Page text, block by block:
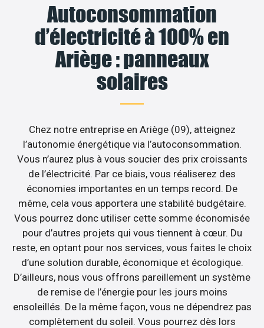
Autoconsommation
d’électricité à 100% en
Ariège : panneaux
solaires
Chez notre entreprise en Ariège (09), atteignez
l’autonomie énergétique via l’autoconsommation.
Vous n’aurez plus à vous soucier des prix croissants
de l’électricité. Par ce biais, vous réaliserez des
économies importantes en un temps record. De
même, cela vous apportera une stabilité budgétaire.
Vous pourrez donc utiliser cette somme économisée
pour d’autres projets qui vous tiennent à cœur. Du
reste, en optant pour nos services, vous faites le choix
d’une solution durable, économique et écologique.
D’ailleurs, nous vous offrons pareillement un système
de remise de l’énergie pour les jours moins
ensoleillés. De la même façon, vous ne dépendrez pas
complètement du soleil. Vous pourrez dès lors